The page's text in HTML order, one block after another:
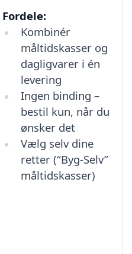
Fordele:
Kombinér
måltidskasser og
dagligvarer i én
levering
Ingen binding –
bestil kun, når du
ønsker det
Vælg selv dine
retter (“Byg-Selv”
måltidskasser)